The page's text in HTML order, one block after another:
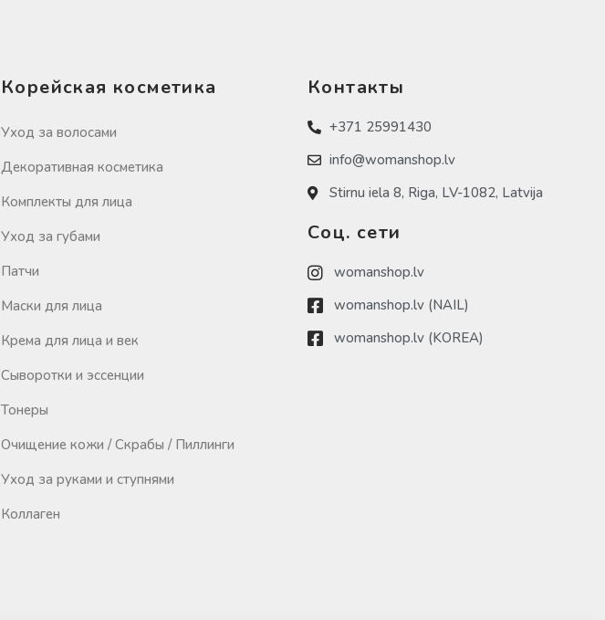
Корейская косметика
Уход за волосами
Декоративная косметика
Комплекты для лица
Уход за губами
Патчи
Маски для лица
Крема для лица и век
Сыворотки и эссенции
Тонеры
Очищение кожи / Скрабы / Пиллинги
Уход за руками и ступнями
Коллаген
Контакты
+371 25991430
info@womanshop.lv
Stirnu iela 8, Riga, LV-1082, Latvija
Соц. сети
womanshop.lv
womanshop.lv (NAIL)
womanshop.lv (KOREA)